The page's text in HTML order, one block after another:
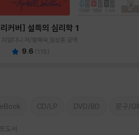
커버] 설득의 심리학 1
치알디니 저/황혜숙,임상훈 공역
9.6 (115)
eBook CD/LP DVD/BD 문구/
도서